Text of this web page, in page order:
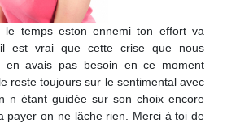
temps eston ennemi ton effort va
est vrai que cette crise que nous
en avais pas besoin en ce moment
reste toujours sur le sentimental avec
n étant guidée sur son choix encore
payer on ne lâche rien. Merci à toi de